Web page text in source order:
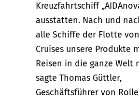
Kreuzfahrtschiff
ausstatten. Nach und
alle Schiffe der Flotte von
Cruises unsere Produkte
Reisen in die ganze Welt
sagte Thomas Güttler,
Geschäftsführer von